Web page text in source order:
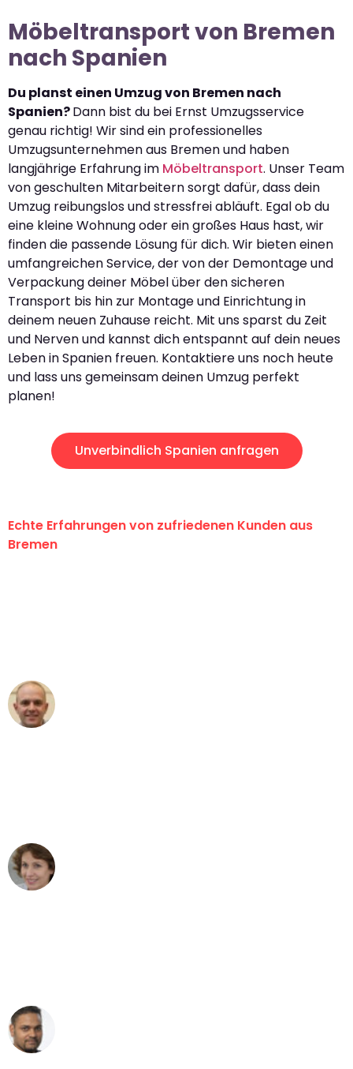
Möbeltransport von Bremen
nach Spanien
Du planst einen Umzug von Bremen nach
Spanien?Dann bist du bei Ernst Umzugsservice
genau richtig! Wir sind ein professionelles
Umzugsunternehmen aus Bremen und haben
langjährige Erfahrung im Möbeltransport. Unser Team
von geschulten Mitarbeitern sorgt dafür, dass dein
Umzug reibungslos und stressfrei abläuft. Egal ob du
eine kleine Wohnung oder ein großes Haus hast, wir
finden die passende Lösung für dich. Wir bieten einen
umfangreichen Service, der von der Demontage und
Verpackung deiner Möbel über den sicheren
Transport bis hin zur Montage und Einrichtung in
deinem neuen Zuhause reicht. Mit uns sparst du Zeit
und Nerven und kannst dich entspannt auf dein neues
Leben in Spanien freuen. Kontaktiere uns noch heute
und lass uns gemeinsam deinen Umzug perfekt
planen!
Unverbindlich Spanien anfragen
Echte Erfahrungen von zufriedenen Kunden aus
Bremen